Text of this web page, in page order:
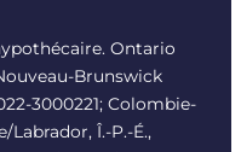
Ontario
Brunswick
3000221; Colombie-
Î.-P.-É.,